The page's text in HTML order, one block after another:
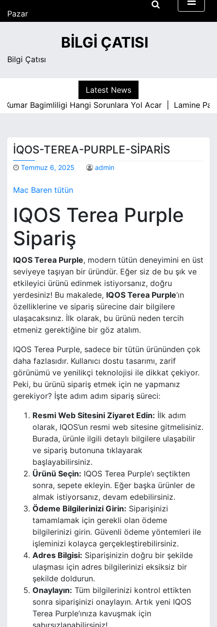
Pazar
Ağustos 9, 2026
BILGI ÇATISI
Bilgi Çatısı
Latest News
Bagimliligi Hangi Sorunlara Yol Acar |
Lamine
IQOS-TEREA-PURPLE-SIPARIS
Temmuz 6, 2025 admin
Mac Baren tütün
IQOS Terea Purple
Sipariş
IQOS Terea Purple, modern tütün deneyimini en üst
seviyeye taşıyan bir üründür. Eğer siz de bu şık ve
etkileyici ürünü edinmek istiyorsanız, doğru
yerdesiniz! Bu makalede, IQOS Terea Purple‘ın
özelliklerine ve sipariş sürecine dair bilgilere
ulaşacaksınız. İlk olarak, bu ürünü neden tercih
etmeniz gerektiğine bir göz atalım.
IQOS Terea Purple, sadece bir tütün ürününden çok
daha fazlasıdır. Kullanıcı dostu tasarımı, zarif
görünümü ve yenilikçi teknolojisi ile dikkat çekiyor.
Peki, bu ürünü sipariş etmek için ne yapmanız
gerekiyor? İşte adım adım sipariş süreci:
Resmi Web Sitesini Ziyaret Edin: İlk adım
olarak, IQOS’un resmi web sitesine gitmelisiniz.
Burada, ürünle ilgili detaylı bilgilere ulaşabilir
ve sipariş butonuna tıklayarak
başlayabilirsiniz.
Ürünü Seçin: IQOS Terea Purple’ı seçtikten
sonra, sepete ekleyin. Eğer başka ürünler de
almak istiyorsanız, devam edebilirsiniz.
Ödeme Bilgilerinizi Girin: Siparişinizi
tamamlamak için gerekli olan ödeme
bilgilerinizi girin. Güvenli ödeme yöntemleri ile
işleminizi kolayca gerçekleştirebilirsiniz.
Adres Bilgisi: Siparişinizin doğru bir şekilde
ulaşması için adres bilgilerinizi eksiksiz bir
şekilde doldurun.
Onaylayın: Tüm bilgilerinizi kontrol ettikten
sonra siparişinizi onaylayın. Artık yeni IQOS
Terea Purple’ınıza kavuşmak için